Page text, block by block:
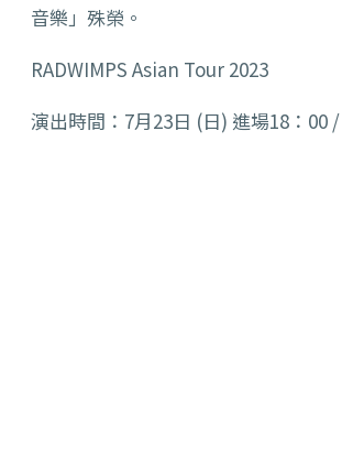
音樂」殊榮。
RADWIMPS Asian Tour 2023
演出時間：7月23日 (日) 進場18：00